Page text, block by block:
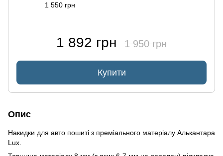
1 550 грн
1 892 грн 1 950 грн
Купити
Опис
Накидки для авто пошиті з преміального матеріалу Алькантара
Lux.